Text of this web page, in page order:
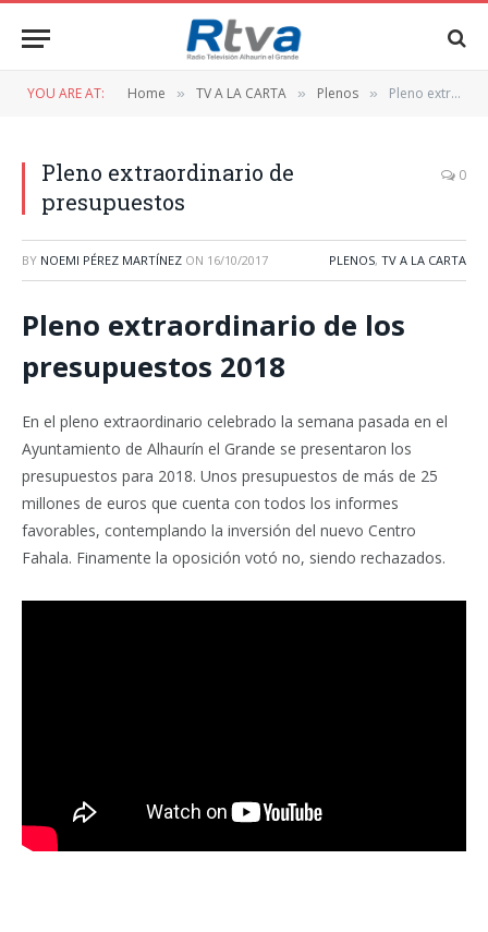
YOU ARE AT: Home » TV A LA CARTA » Plenos » Pleno extraordinario de presupuestos
Pleno extraordinario de
presupuestos
0
BY NOEMI PÉREZ MARTÍNEZ ON 16/10/2017 PLENOS, TV A LA CARTA
Pleno extraordinario de los
presupuestos 2018
En el pleno extraordinario celebrado la semana pasada en el
Ayuntamiento de Alhaurín el Grande se presentaron los
presupuestos para 2018. Unos presupuestos de más de 25
millones de euros que cuenta con todos los informes
favorables, contemplando la inversión del nuevo Centro
Fahala. Finamente la oposición votó no, siendo rechazados.